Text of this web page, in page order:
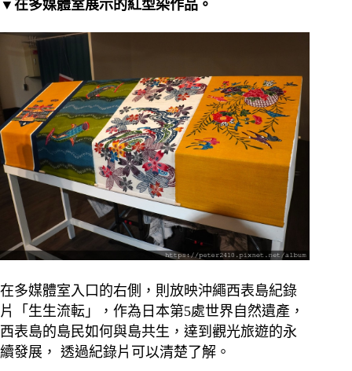
▼在多媒體室展示的紅型染作品。
在多媒體室入口的右側，則放映沖繩西表島紀錄
片「生生流転」，作為日本第5處世界自然遺產，
西表島的島民如何與島共生，達到觀光旅遊的永
續發展， 透過紀錄片可以清楚了解。